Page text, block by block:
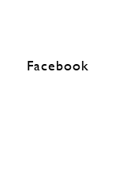
Facebook